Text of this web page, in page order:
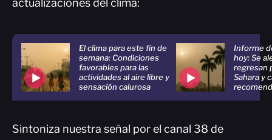
actualizaciones del clima:
El clima para este fin de
semana: Condiciones
favorables para las
actividades al aire libre y
sensación calurosa
Informe
hoy: Se
regresan
Sahara y
Sintoniza nuestra señal por el canal 38 de